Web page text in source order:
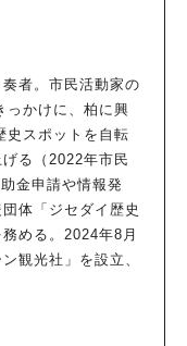
者。市民活動家の
っかけに、柏に興
史スポットを自転
る（2022年市民
金申請や情報発
体「ジセダイ歴史
める。2024年8月
観光社」を設立、